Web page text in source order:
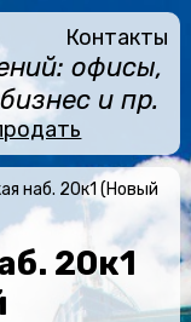
Контакты
офисы,
и пр.
наб. 20к1 (Новый
20к1